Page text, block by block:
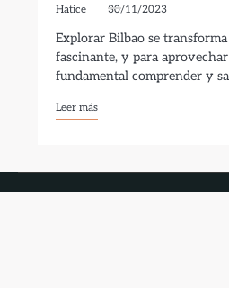
Hatice 30/11/2023
Explorar Bilbao se
fascinante, y para
fundamental comprender y
Leer más